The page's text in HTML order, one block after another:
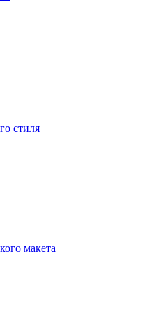
стиля
макета